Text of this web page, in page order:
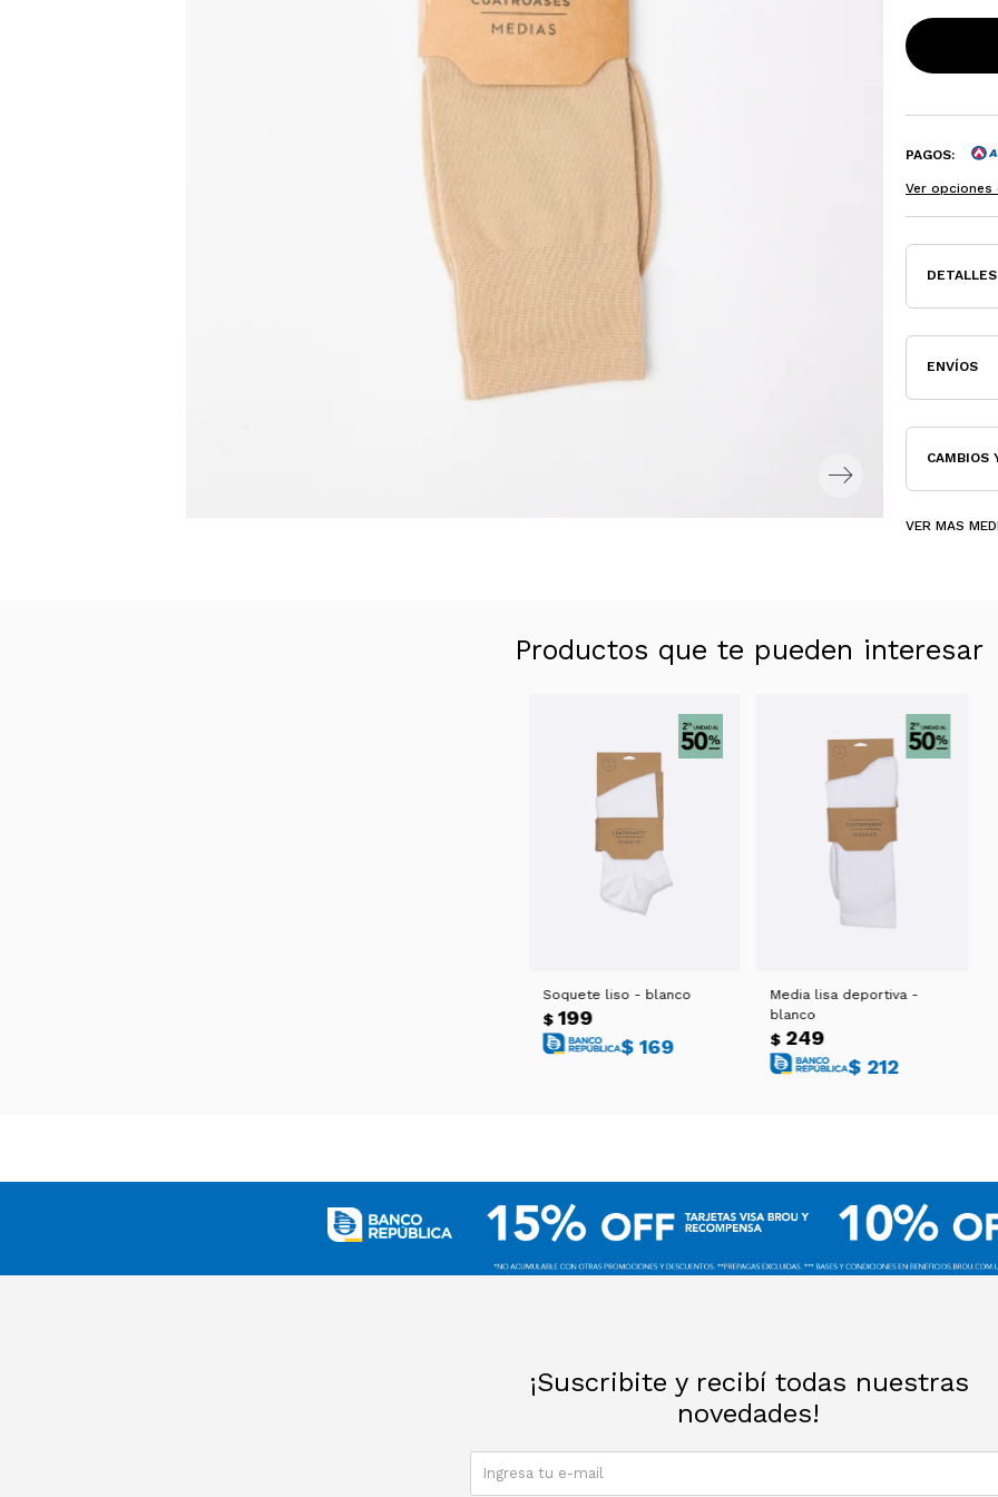
PAGOS:
Ver opciones
DETALLES
ENVÍOS
CAMBIOS
VER MAS
Productos que te pueden interesar
Soquete liso - blanco
$ 199
$ 169
Media lisa deportiva -
blanco
$ 249
$ 212
¡Suscribite y recibí todas nuestras
novedades!